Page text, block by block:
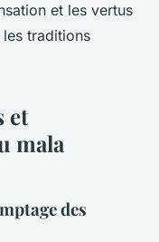
et les vertus
traditions
et
mala
des